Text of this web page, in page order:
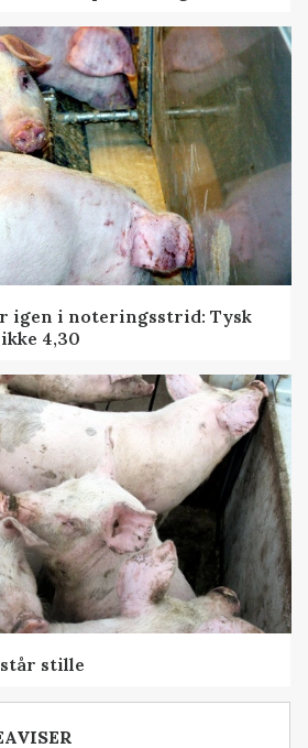
igen i noteringsstrid: Tysk
4,30
stille